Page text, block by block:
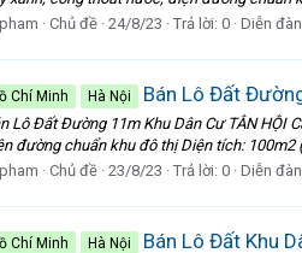
Chủ đề 24/8/23 Trả lời: 0 Diễn
Chí Minh Hà Nội Bán Lô Đất
Lô Đất Đường 11m Khu Dân Cư TÂN HỘI
đường chuẩn khu đô thị Diện tích: 100m2
Chủ đề 23/8/23 Trả lời: 0 Diễn
Chí Minh Hà Nội Bán Lô Đất Khu